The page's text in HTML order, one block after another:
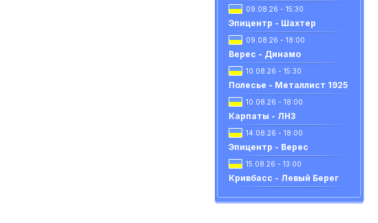
09.08.26 - 15:30
Эпицентр - Шахтер
09.08.26 - 18:00
Верес - Динамо
10.08.26 - 15:30
Полесье - Металлист 1925
10.08.26 - 18:00
Карпаты - ЛНЗ
14.08.26 - 18:00
Эпицентр - Верес
15.08.26 - 13:00
Кривбасс - Левый Берег